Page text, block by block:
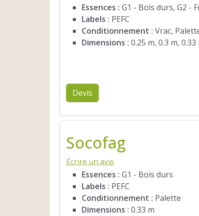
Essences : G1 - Bois durs, G2 -
Labels : PEFC
Conditionnement : Vrac,
Dimensions : 0.25 m, 0.3 m,
Devis
Socofag
Écrire un avis
Essences : G1 - Bois durs
Labels : PEFC
Conditionnement : Palette
Dimensions : 0.33 m